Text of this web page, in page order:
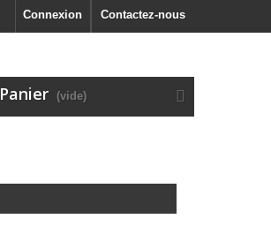
Contactez-nous
Connexion
Panier (vide)